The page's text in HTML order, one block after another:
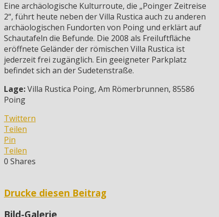
Eine archäologische Kulturroute, die „Poinger Zeitreise
2“, führt heute neben der Villa Rustica auch zu anderen
archäologischen Fundorten von Poing und erklärt auf
Schautafeln die Befunde. Die 2008 als Freiluftfläche
eröffnete Geländer der römischen Villa Rustica ist
jederzeit frei zugänglich. Ein geeigneter Parkplatz
befindet sich an der Sudetenstraße.
Lage:Villa Rustica Poing, Am Römerbrunnen, 85586
Poing
Twittern
Teilen
Pin
Teilen
0 Shares
Drucke diesen Beitrag
Bild-Galerie